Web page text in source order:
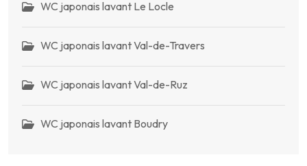
WC japonais lavant Le Locle
WC japonais lavant Val-de-Travers
WC japonais lavant Val-de-Ruz
WC japonais lavant Boudry